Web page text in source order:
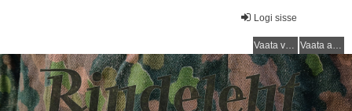
Logi sisse
Vaata vastamata teemasi Vaata aktiivseid teemasid